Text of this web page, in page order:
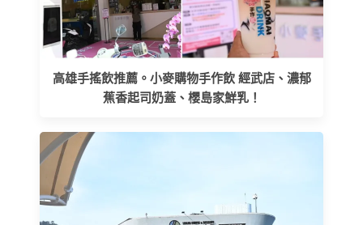
高雄手搖飲推薦。小麥購物手作飲 經武店、濃郁
蕉香起司奶蓋、櫻島家鮮乳！